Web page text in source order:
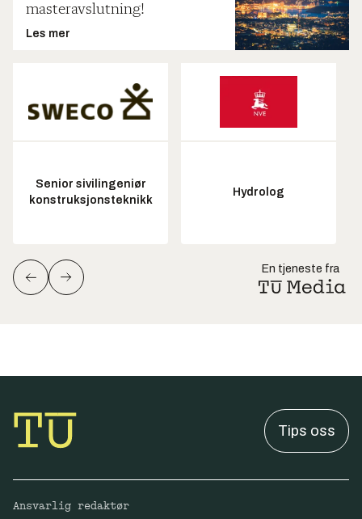
masteravslutning!
Les mer
Senior sivilingeniør
konstruksjonsteknikk
Hydrolog
En tjeneste fra
Tips oss
Ansvarlig redaktør